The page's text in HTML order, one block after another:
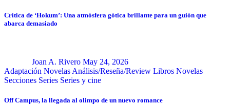
Crítica de ‘Hokum’: Una atmósfera gótica brillante para un guión que
abarca demasiado
Joan A. Rivero May 24, 2026
Adaptación Novelas Análisis/Reseña/Review Libros Novelas
Secciones Series Series y cine
Off Campus, la llegada al olimpo de un nuevo romance